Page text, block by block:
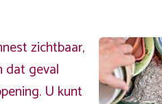
zichtbaar,
dat geval
U kunt